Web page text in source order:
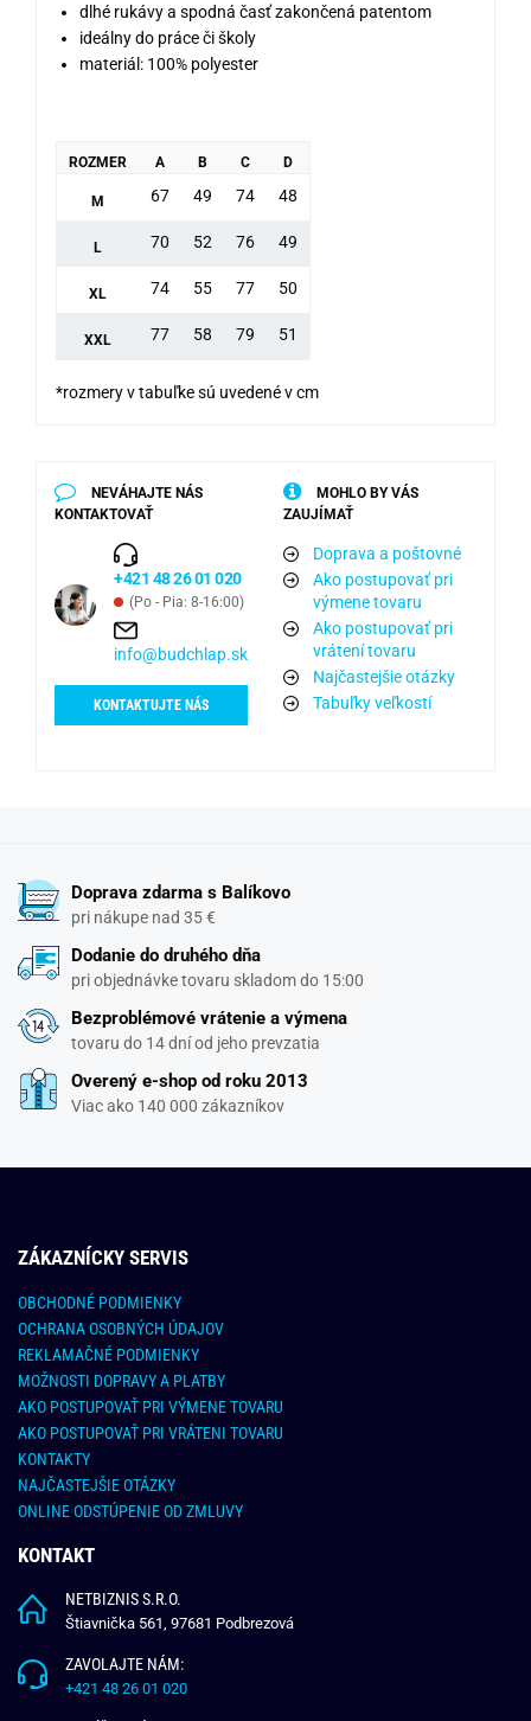
dlhé rukávy a spodná časť zakončená patentom
ideálny do práce či školy
materiál: 100% polyester
ROZMER A B C D
M 67 49 74 48
L 70 52 76 49
XL 74 55 77 50
XXL 77 58 79 51
*rozmery v tabuľke sú uvedené v cm
NEVÁHAJTE NÁS
KONTAKTOVAŤ
+421 48 26 01 020
(Po - Pia: 8-16:00)
info@budchlap.sk
KONTAKTUJTE NÁS
MOHLO BY VÁS
ZAUJÍMAŤ
Doprava a poštovné
Ako postupovať pri
výmene tovaru
Ako postupovať pri
vrátení tovaru
Najčastejšie otázky
Tabuľky veľkostí
Doprava zdarma s Balíkovo
pri nákupe nad 35 €
Dodanie do druhého dňa
pri objednávke tovaru skladom do 15:00
Bezproblémové vrátenie a výmena
tovaru do 14 dní od jeho prevzatia
Overený e-shop od roku 2013
Viac ako 140 000 zákazníkov
ZÁKAZNÍCKY SERVIS
OBCHODNÉ PODMIENKY
OCHRANA OSOBNÝCH ÚDAJOV
REKLAMAČNÉ PODMIENKY
MOŽNOSTI DOPRAVY A PLATBY
AKO POSTUPOVAŤ PRI VÝMENE TOVARU
AKO POSTUPOVAŤ PRI VRÁTENI TOVARU
KONTAKTY
NAJČASTEJŠIE OTÁZKY
ONLINE ODSTÚPENIE OD ZMLUVY
KONTAKT
NETBIZNIS S.R.O.
Štiavnička 561, 97681 Podbrezová
ZAVOLAJTE NÁM:
+421 48 26 01 020